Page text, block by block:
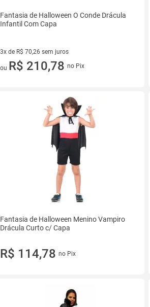
Fantasia de Halloween O Conde Drácula
Infantil Com Capa
3x de R$ 70,26 sem juros
3 vez de R$ 70,26 sem juros
ou R$ 210,78 no Pix
Fantasia de Halloween Menino Vampiro
Drácula Curto c/ Capa
R$ 114,78 no Pix